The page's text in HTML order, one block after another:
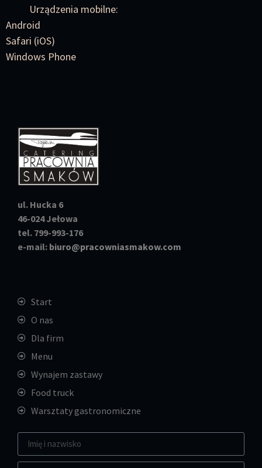
Urządzenia mobilne:
Android
Safari (iOS)
Windows Phone
ul. Hucka 6
46-024 Jełowa
tel. 799-993-176
e-mail: biuro@pracowniasmakow.com
Start
O nas
Dla firm
Menu
Wynajem zastawy
Food truck
Warsztaty gastronomiczne